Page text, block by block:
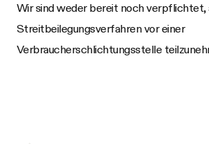
Wir sind weder bereit noch verpflichtet,
Streitbeilegungsverfahren vor einer
Verbraucherschlichtungsstelle